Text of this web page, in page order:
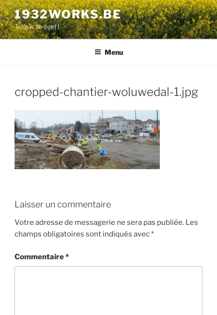
Aller
au
contenu
principal
1932WORKS.BE
Trop is te veel !
Menu
cropped-chantier-woluwedal-1.jpg
Laisser un commentaire
Votre adresse de messagerie ne sera pas publiée. Les
champs obligatoires sont indiqués avec*
Commentaire*